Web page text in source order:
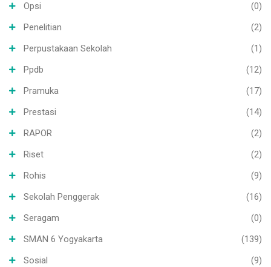
Opsi
(0)
Penelitian
(2)
Perpustakaan Sekolah
(1)
Ppdb
(12)
Pramuka
(17)
Prestasi
(14)
RAPOR
(2)
Riset
(2)
Rohis
(9)
Sekolah Penggerak
(16)
Seragam
(0)
SMAN 6 Yogyakarta
(139)
Sosial
(9)